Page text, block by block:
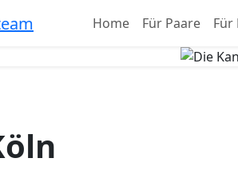
Home Für Paare Für